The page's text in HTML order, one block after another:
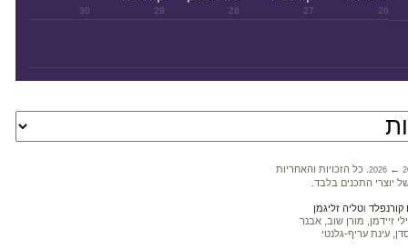
26
27
28
29
30
2026 ←
. כל הזכויות והאחריות
יוצרי התכנים בלבד.
וטליה זליגמן
זיידמן, מורן שוב, אבנר
עינת עריף-גלנטי